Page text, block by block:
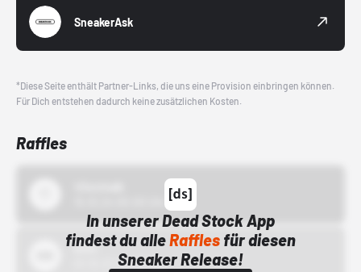
SneakerAsk
*Diese Seite enthält Partner-Links, die uns eine Provision einbringen können.
Für Dich entstehen dadurch keine zusätzlichen Kosten.
Raffles
In unserer Dead Stock App
findest du alleRafflesfür diesen
Sneaker Release!
Bstn
01.10.22 00:00 Uhr